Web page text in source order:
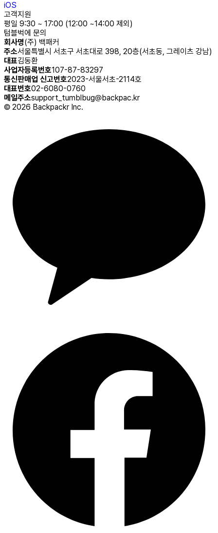
iOS
고객지원
평일 9:30 ~ 17:00 (12:00 ~14:00 제외)
텀블벅에 문의
회사명(주) 백패커
주소서울특별시 서초구 서초대로 398, 20층(서초동, 그레이츠 강남)
대표김동환
사업자등록번호107-87-83297
통신판매업 신고번호2023-서울서초-2114호
대표번호02-6080-0760
메일주소support_tumblbug@backpac.kr
© 2026 Backpackr Inc.